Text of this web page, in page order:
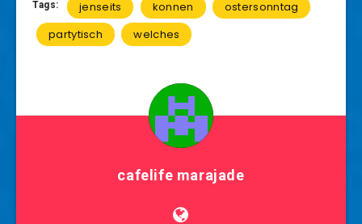
Tags: jenseits konnen
ostersonntag
partytisch
welches
cafelife marajade